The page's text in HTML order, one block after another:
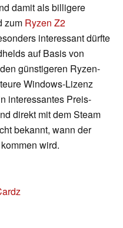
damit als billigere
zum Ryzen Z2
interessant dürfte
auf Basis von
günstigeren Ryzen-
Windows-Lizenz
interessantes Preis-
direkt mit dem Steam
bekannt, wann der
wird.